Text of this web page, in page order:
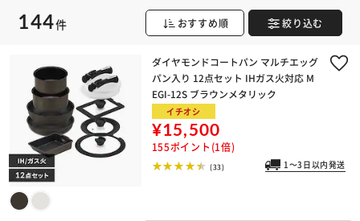
144件 おすすめ順 絞り込む
ダイヤモンドコートパン マルチエッグ
パン入り 12点セット IHガス火対応 M
EGI-12S ブラウンメタリック
イチオシ
¥15,500
155ポイント(1倍)
(33) 1～3日以内発送